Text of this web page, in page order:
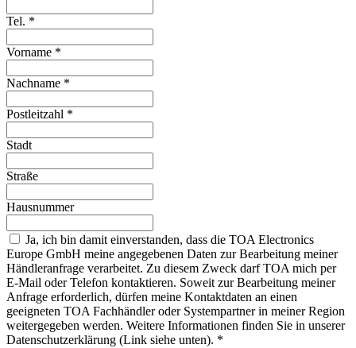
Tel. *
Vorname *
Nachname *
Postleitzahl *
Stadt
Straße
Hausnummer
Ja, ich bin damit einverstanden, dass die TOA Electronics
Europe GmbH meine angegebenen Daten zur Bearbeitung meiner
Händleranfrage verarbeitet. Zu diesem Zweck darf TOA mich per
E-Mail oder Telefon kontaktieren. Soweit zur Bearbeitung meiner
Anfrage erforderlich, dürfen meine Kontaktdaten an einen
geeigneten TOA Fachhändler oder Systempartner in meiner Region
weitergegeben werden. Weitere Informationen finden Sie in unserer
Datenschutzerklärung (Link siehe unten). *